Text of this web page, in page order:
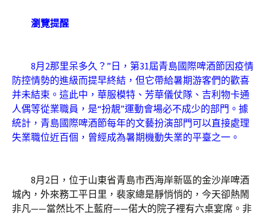
瀏覽提醒
8月2那里呆多久？”日，第31屆青島國際啤酒節因疫情
防控情勢的進級而提早終結，但它帶給暑期游客們的歡喜
并未結束。這此中，華服模特、芳華儀仗隊、吉利物卡通
人偶等從業職員，是“扮靚”運動會場必不成少的部門。據
統計，青島國際啤酒節每年的文藝扮演部門可以直接處理
失業職位近百個，曾經成為暑期機動失業的平臺之一。
8月2日，位于山東省青島市西海岸新區的金沙岸啤酒
城內，外來務工平日里，裴家總是靜悄悄的，今天卻熱鬧
非凡——當然比不上藍府——偌大的院子裡有六桌宴席。非